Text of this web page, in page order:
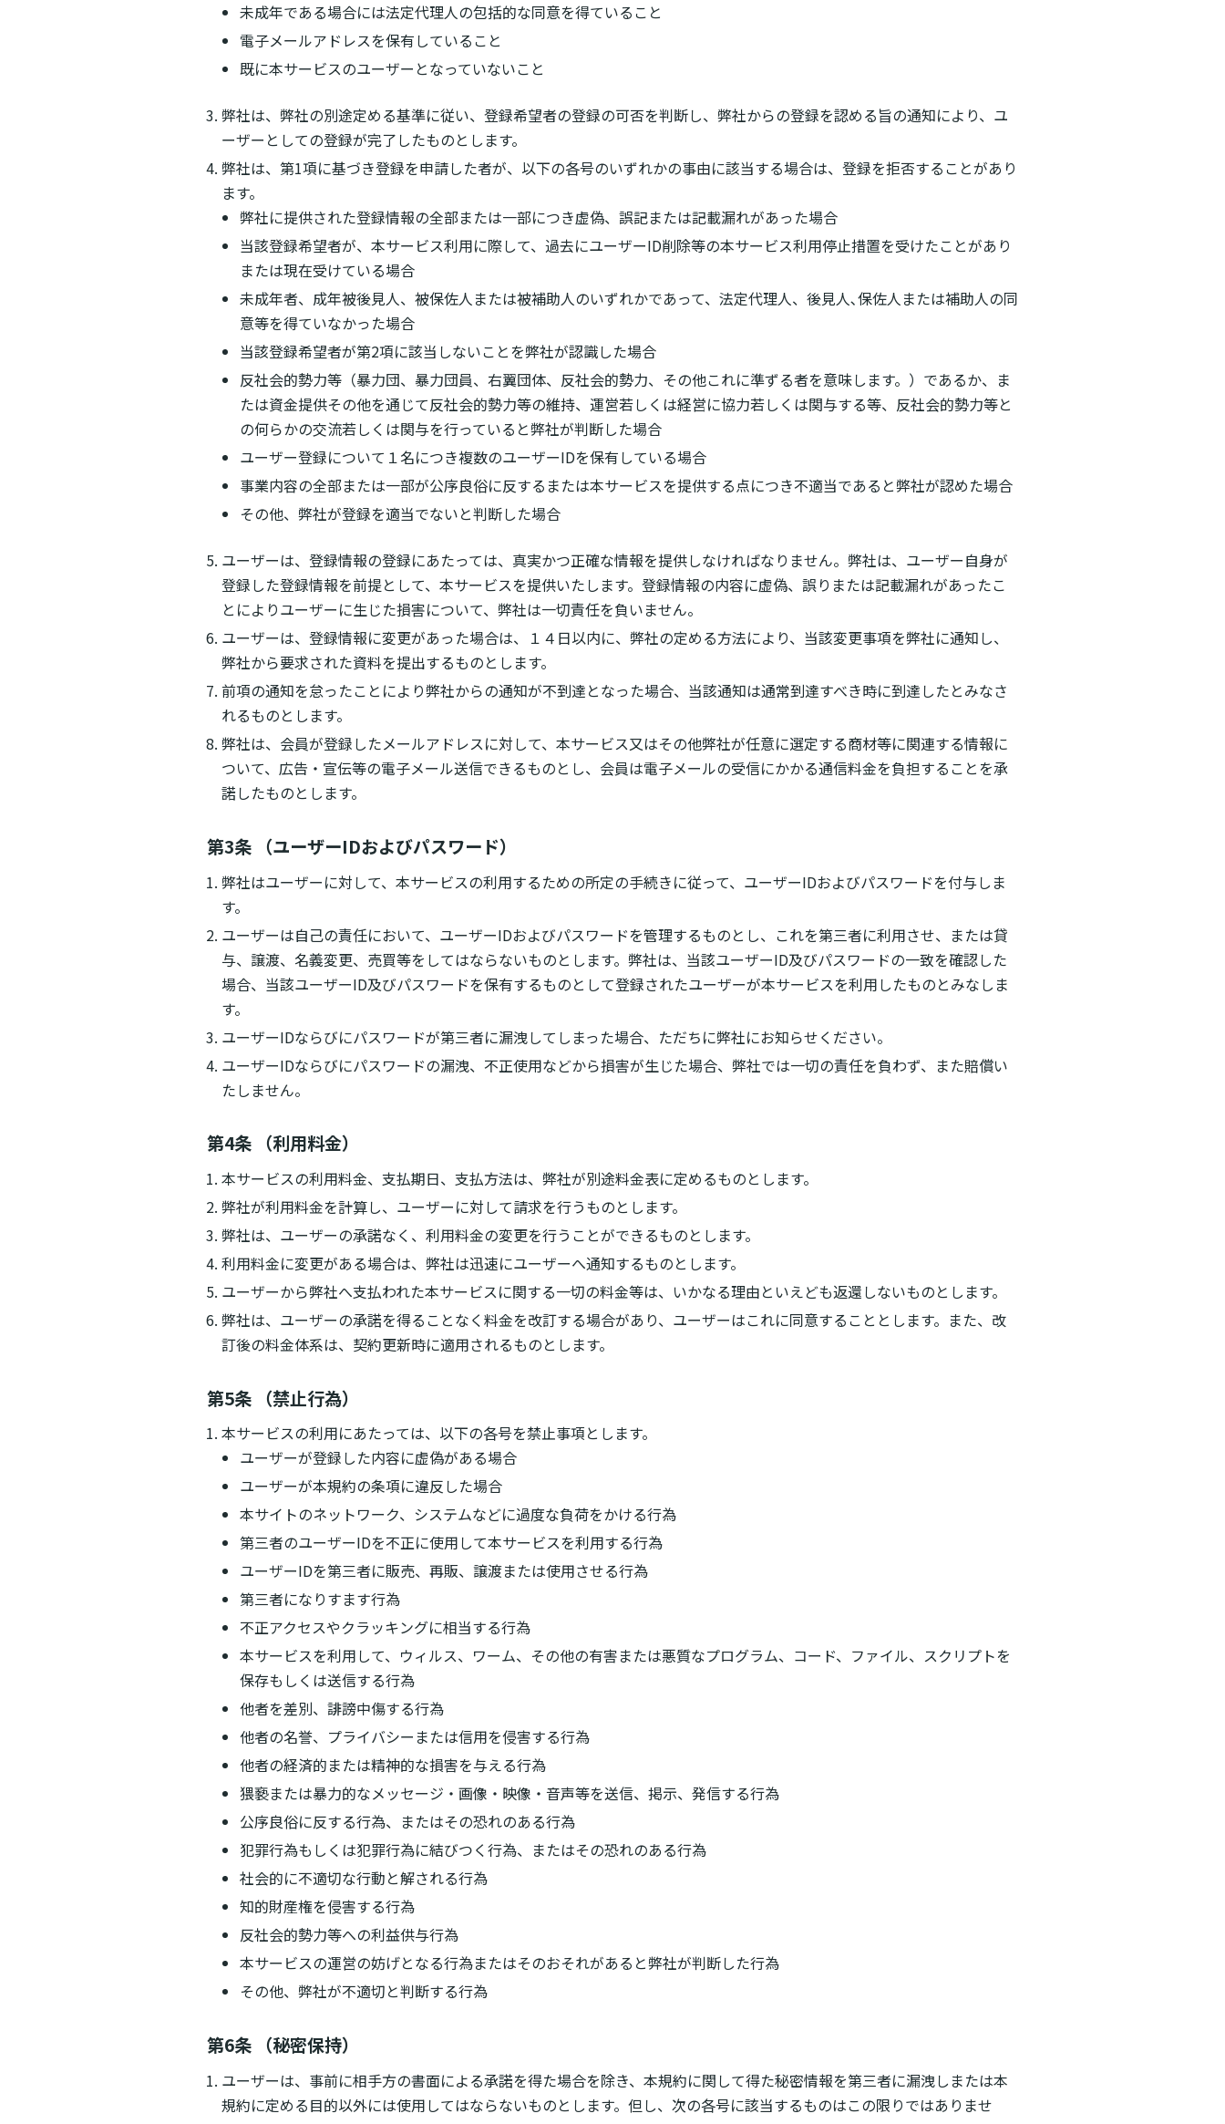
未成年である場合には法定代理人の包括的な同意を得ていること
電子メールアドレスを保有していること
既に本サービスのユーザーとなっていないこと
弊社は、弊社の別途定める基準に従い、登録希望者の登録の可否を判断し、弊社からの登録を認める旨の通知により、ユ
ーザーとしての登録が完了したものとします。
弊社は、第1項に基づき登録を申請した者が、以下の各号のいずれかの事由に該当する場合は、登録を拒否することがあり
ます。
弊社に提供された登録情報の全部または一部につき虚偽、誤記または記載漏れがあった場合
当該登録希望者が、本サービス利用に際して、過去にユーザーID削除等の本サービス利用停止措置を受けたことがあり
または現在受けている場合
未成年者、成年被後見人、被保佐人または被補助人のいずれかであって、法定代理人、後見人､保佐人または補助人の同
意等を得ていなかった場合
当該登録希望者が第2項に該当しないことを弊社が認識した場合
反社会的勢力等（暴力団、暴力団員、右翼団体、反社会的勢力、その他これに準ずる者を意味します。）であるか、ま
たは資金提供その他を通じて反社会的勢力等の維持、運営若しくは経営に協力若しくは関与する等、反社会的勢力等と
の何らかの交流若しくは関与を行っていると弊社が判断した場合
ユーザー登録について１名につき複数のユーザーIDを保有している場合
事業内容の全部または一部が公序良俗に反するまたは本サービスを提供する点につき不適当であると弊社が認めた場合
その他、弊社が登録を適当でないと判断した場合
ユーザーは、登録情報の登録にあたっては、真実かつ正確な情報を提供しなければなりません。弊社は、ユーザー自身が
登録した登録情報を前提として、本サービスを提供いたします。登録情報の内容に虚偽、誤りまたは記載漏れがあったこ
とによりユーザーに生じた損害について、弊社は一切責任を負いません。
ユーザーは、登録情報に変更があった場合は、１４日以内に、弊社の定める方法により、当該変更事項を弊社に通知し、
弊社から要求された資料を提出するものとします。
前項の通知を怠ったことにより弊社からの通知が不到達となった場合、当該通知は通常到達すべき時に到達したとみなさ
れるものとします。
弊社は、会員が登録したメールアドレスに対して、本サービス又はその他弊社が任意に選定する商材等に関連する情報に
ついて、広告・宣伝等の電子メール送信できるものとし、会員は電子メールの受信にかかる通信料金を負担することを承
諾したものとします。
第3条 （ユーザーIDおよびパスワード）
弊社はユーザーに対して、本サービスの利用するための所定の手続きに従って、ユーザーIDおよびパスワードを付与しま
す。
ユーザーは自己の責任において、ユーザーIDおよびパスワードを管理するものとし、これを第三者に利用させ、または貸
与、譲渡、名義変更、売買等をしてはならないものとします。弊社は、当該ユーザーID及びパスワードの一致を確認した
場合、当該ユーザーID及びパスワードを保有するものとして登録されたユーザーが本サービスを利用したものとみなしま
す。
ユーザーIDならびにパスワードが第三者に漏洩してしまった場合、ただちに弊社にお知らせください。
ユーザーIDならびにパスワードの漏洩、不正使用などから損害が生じた場合、弊社では一切の責任を負わず、また賠償い
たしません。
第4条 （利用料金）
本サービスの利用料金、支払期日、支払方法は、弊社が別途料金表に定めるものとします。
弊社が利用料金を計算し、ユーザーに対して請求を行うものとします。
弊社は、ユーザーの承諾なく、利用料金の変更を行うことができるものとします。
利用料金に変更がある場合は、弊社は迅速にユーザーへ通知するものとします。
ユーザーから弊社へ支払われた本サービスに関する一切の料金等は、いかなる理由といえども返還しないものとします。
弊社は、ユーザーの承諾を得ることなく料金を改訂する場合があり、ユーザーはこれに同意することとします。また、改
訂後の料金体系は、契約更新時に適用されるものとします。
第5条 （禁止行為）
本サービスの利用にあたっては、以下の各号を禁止事項とします。
ユーザーが登録した内容に虚偽がある場合
ユーザーが本規約の条項に違反した場合
本サイトのネットワーク、システムなどに過度な負荷をかける行為
第三者のユーザーIDを不正に使用して本サービスを利用する行為
ユーザーIDを第三者に販売、再販、譲渡または使用させる行為
第三者になりすます行為
不正アクセスやクラッキングに相当する行為
本サービスを利用して、ウィルス、ワーム、その他の有害または悪質なプログラム、コード、ファイル、スクリプトを
保存もしくは送信する行為
他者を差別、誹謗中傷する行為
他者の名誉、プライバシーまたは信用を侵害する行為
他者の経済的または精神的な損害を与える行為
猥褻または暴力的なメッセージ・画像・映像・音声等を送信、掲示、発信する行為
公序良俗に反する行為、またはその恐れのある行為
犯罪行為もしくは犯罪行為に結びつく行為、またはその恐れのある行為
社会的に不適切な行動と解される行為
知的財産権を侵害する行為
反社会的勢力等への利益供与行為
本サービスの運営の妨げとなる行為またはそのおそれがあると弊社が判断した行為
その他、弊社が不適切と判断する行為
第6条 （秘密保持）
ユーザーは、事前に相手方の書面による承諾を得た場合を除き、本規約に関して得た秘密情報を第三者に漏洩しまたは本
規約に定める目的以外には使用してはならないものとします。但し、次の各号に該当するものはこの限りではありませ